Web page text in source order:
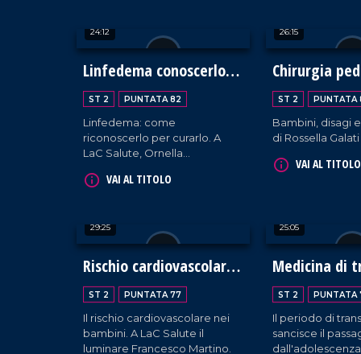
D'Andrea.
24:12
Linfedema conoscerlo
per curarlo
ST 2 PUNTATA 82
Linfedema: come
riconoscerlo per curarlo. A
LaC Salute, Ornella
VAI AL TITOLO
26:15
Chirurgia
ST 2 PUNTATA
Bambini, disagi
di Rossella Galati
VAI AL TITOLO
29:25
Rischio cardiovascolare
nei bambini
ST 2 PUNTATA 77
Il rischio cardiovascolare nei
bambini. A LaC Salute il
luminare Francesco Martino.
25:05
Medicina di
inST 2 PUNTATA
Il periodo di
sancisce il